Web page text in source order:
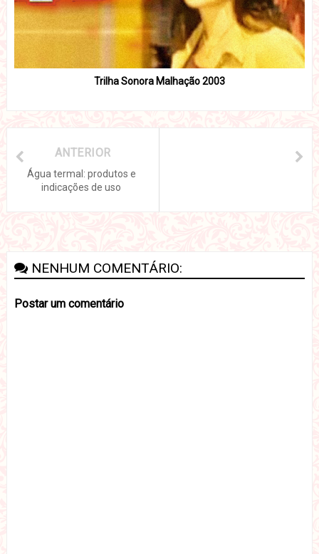
Trilha Sonora Malhação 2003
ANTERIOR
Água termal: produtos e
indicações de uso
NENHUM COMENTÁRIO:
Postar um comentário